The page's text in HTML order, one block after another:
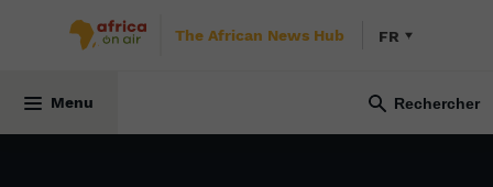
The African News Hub FR
Menu